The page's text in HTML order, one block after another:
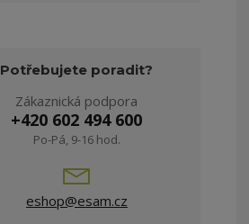
Potřebujete poradit?
Zákaznická podpora
+420 602 494 600
Po-Pá, 9-16 hod.
eshop@esam.cz